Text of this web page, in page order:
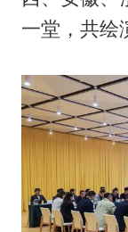
一堂，共绘